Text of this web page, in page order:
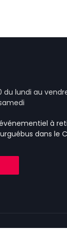
du lundi au
à
dans le